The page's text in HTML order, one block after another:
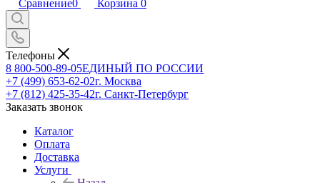
Сравнение0 Корзина 0
Телефоны
8 800-500-89-05ЕДИНЫЙ ПО РОССИИ
+7 (499) 653-62-02г. Москва
+7 (812) 425-35-42г. Санкт-Петербург
Заказать звонок
Каталог
Оплата
Доставка
Услуги